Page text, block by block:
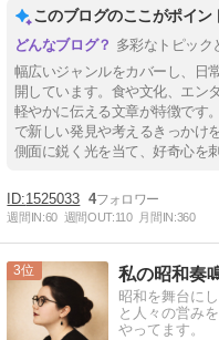
このブログのここがポイン
多彩なトピック
幅広いジャンルをカバーし、日
開しています。食や文化、エン
軽やかに伝える文章が特徴です
で新しい発見や考えるきっかけ
側面に鋭く光を当て、好奇心を
1525033 4
週間IN:60 週間OUT:110 月間IN:360
3
昭和を舞台に
と人々の営み
やってます。